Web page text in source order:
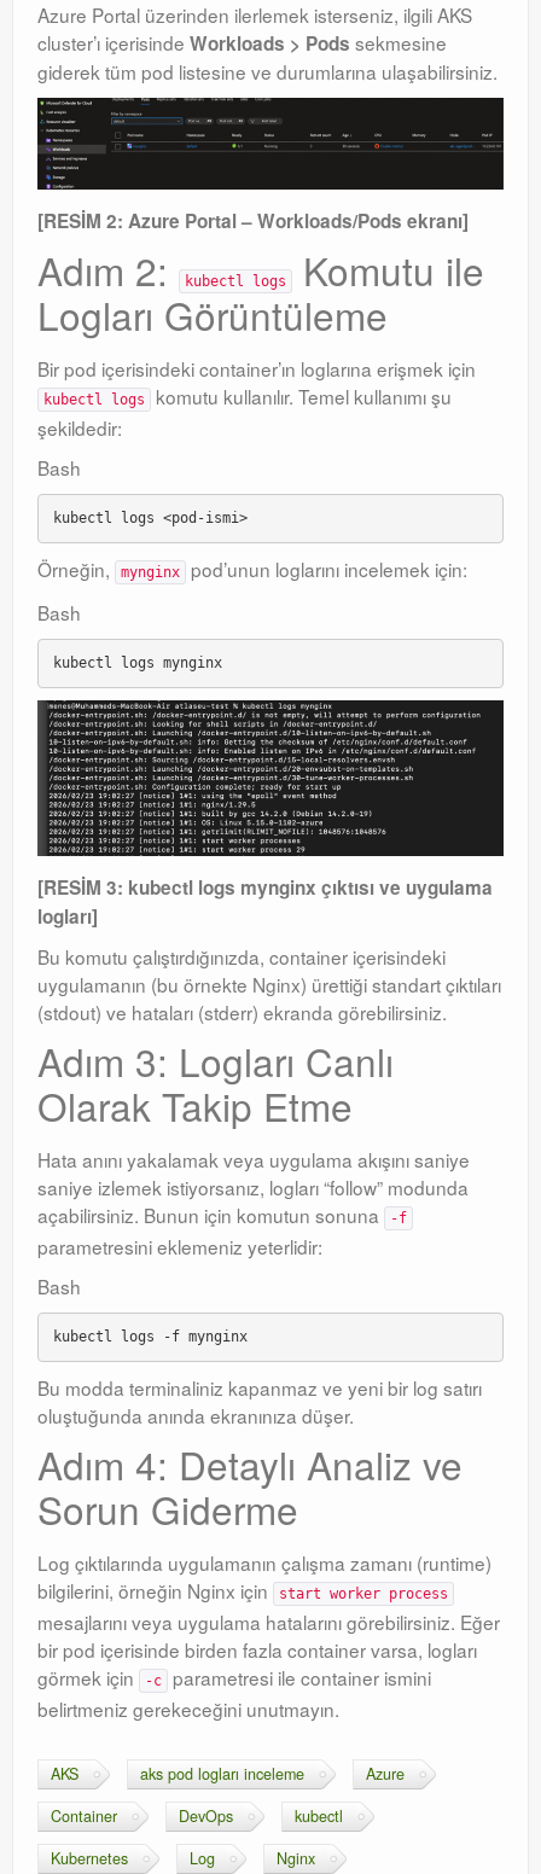
Azure Portal üzerinden ilerlemek isterseniz, ilgili AKS
cluster’ı içerisinde Workloads > Pods sekmesine
giderek tüm pod listesine ve durumlarına ulaşabilirsiniz.
[RESİM 2: Azure Portal – Workloads/Pods ekranı]
Adım 2: kubectl logs
Komutu ile
Logları Görüntüleme
Bir pod içerisindeki container’ın loglarına erişmek için
kubectl logs
komutu kullanılır. Temel kullanımı şu
şekildedir:
Bash
kubectl logs <pod-ismi>
Örneğin, mynginx
pod’unun loglarını incelemek için:
Bash
kubectl logs mynginx
[RESİM 3: kubectl logs mynginx çıktısı ve uygulama
logları]
Bu komutu çalıştırdığınızda, container içerisindeki
uygulamanın (bu örnekte Nginx) ürettiği standart çıktıları
(stdout) ve hataları (stderr) ekranda görebilirsiniz.
Adım 3: Logları Canlı
Olarak Takip Etme
Hata anını yakalamak veya uygulama akışını saniye
saniye izlemek istiyorsanız, logları “follow” modunda
açabilirsiniz. Bunun için komutun sonuna
-f
parametresini eklemeniz yeterlidir:
Bash
kubectl logs -f mynginx
Bu modda terminaliniz kapanmaz ve yeni bir log satırı
oluştuğunda anında ekranınıza düşer.
Adım 4: Detaylı Analiz ve
Sorun Giderme
Log çıktılarında uygulamanın çalışma zamanı (runtime)
bilgilerini, örneğin Nginx için
start worker process
mesajlarını veya uygulama hatalarını görebilirsiniz. Eğer
bir pod içerisinde birden fazla container varsa, logları
görmek için
-c
parametresi ile container ismini
belirtmeniz gerekeceğini unutmayın.
AKS aks pod logları inceleme
Azure
Container
DevOps
kubectl
Kubernetes
Log Nginx